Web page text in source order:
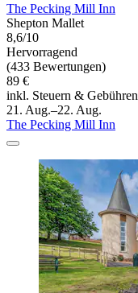
The Pecking Mill Inn
Shepton Mallet
8,6/10
Hervorragend
(433 Bewertungen)
89 €
inkl. Steuern & Gebühren
21. Aug.–22. Aug.
The Pecking Mill Inn